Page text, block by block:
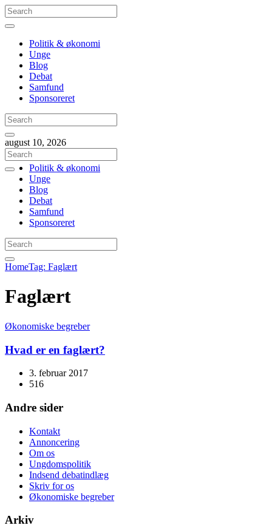
Politik & økonomi
Unge
Blog
Debat
Samfund
Sponsoreret
august 10, 2026
Politik & økonomi
Unge
Blog
Debat
Samfund
Sponsoreret
HomeTag: Faglært
Faglært
Økonomiske begreber
Hvad er en faglært?
3. februar 2017
516
Andre sider
Kontakt
Annoncering
Om os
Ungdomspolitik
Indsend debatindlæg
Skriv for os
Økonomiske begreber
Arkiv